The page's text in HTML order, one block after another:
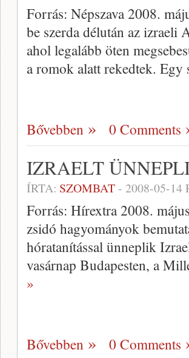
Forrás: Népszava 2008.
be szerda délután az izraeli
ahol legalább öten
a romok alatt rekedtek. Egy
Bővebben 0 Comments
IZRAELT
ÍRTA: SZOMBAT- 2008-05-14
Forrás: Hírextra 2008.
zsidó hagyományok
hóratanítással ünneplik
vasárnap Budapesten, a
»
Bővebben 0 Comments